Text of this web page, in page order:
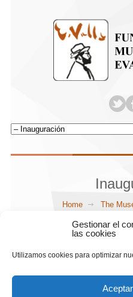
Gestionar el
las cookies
Utilizamos cookies para optimizar
Home The
Sorry, this entry is only